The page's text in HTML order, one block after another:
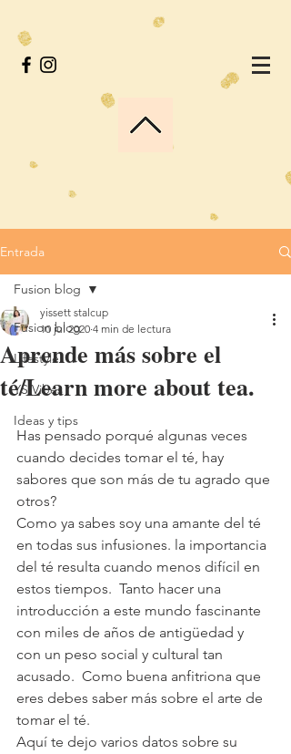
Entrada
Fusion blog
Lifestyle
YS Vibes
Ideas y tips
Fusion blog
Aprende más sobre el
té/Learn more about tea.
yissett stalcup
10 jul 2020 4 min de lectura
Has pensado porqué algunas veces
cuando decides tomar el té, hay
sabores que son más de tu agrado que
otros?
Como ya sabes soy una amante del té
en todas sus infusiones. la importancia
del té resulta cuando menos difícil en
estos tiempos.  Tanto hacer una
introducción a este mundo fascinante
con miles de años de antigüedad y
con un peso social y cultural tan
acusado.  Como buena anfitriona que
eres debes saber más sobre el arte de
tomar el té.
Aquí te dejo varios datos sobre su